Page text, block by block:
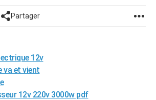
Partager
12v
va et vient
12v 220v 3000w pdf